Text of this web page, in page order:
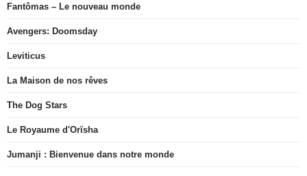
Fantômas – Le nouveau monde
Avengers: Doomsday
Leviticus
La Maison de nos rêves
The Dog Stars
Le Royaume d'Orïsha
Jumanji : Bienvenue dans notre monde